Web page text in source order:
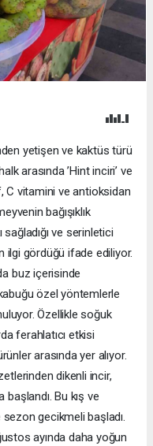
yetişen ve kaktüs türü
arasında ’Hint inciri’ ve
C vitamini ve antioksidan
bağışıklık
ve serinletici
ilgi gördüğü ifade ediliyor.
buz içerisinde
özel yöntemlerle
Özellikle soğuk
ferahlatıcı etkisi
arasında yer alıyor.
dikenli incir,
Bu kış ve
sezon gecikmeli başladı.
ayında daha yoğun